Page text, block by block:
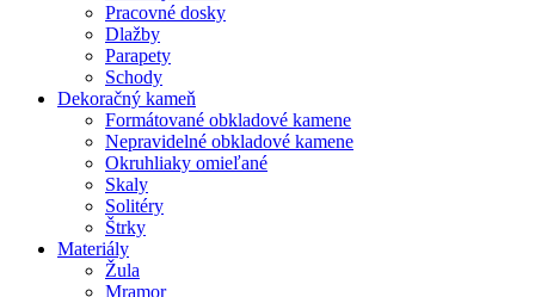
Pracovné dosky
Dlažby
Parapety
Schody
Dekoračný kameň
Formátované obkladové kamene
Nepravidelné obkladové kamene
Okruhliaky omieľané
Skaly
Solitéry
Štrky
Materiály
Žula
Mramor